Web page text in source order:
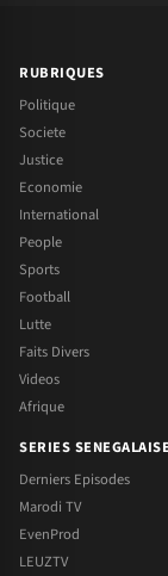
RUBRIQUES
Politique
Societe
Justice
Economie
International
People
Sports
Football
Lutte
Faits Divers
Videos
Afrique
SERIES
Derniers Episodes
Marodi TV
EvenProd
LEUZTV